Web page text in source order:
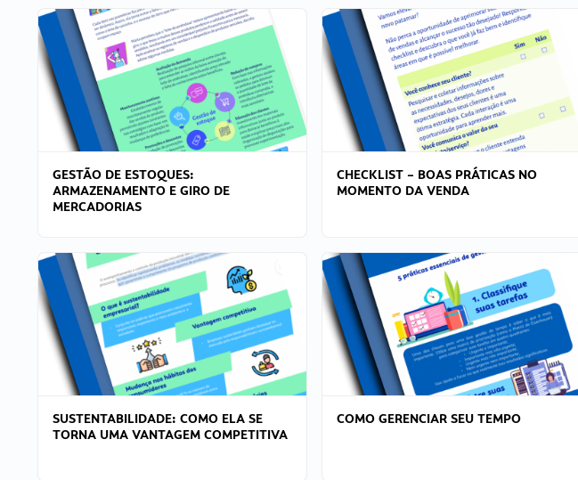
GESTÃO DE ESTOQUES:
ARMAZENAMENTO E GIRO DE
MERCADORIAS
CHECKLIST – BOAS PRÁTICAS NO
MOMENTO DA VENDA
SUSTENTABILIDADE: COMO ELA SE
TORNA UMA VANTAGEM COMPETITIVA
COMO GERENCIAR SEU TEMPO